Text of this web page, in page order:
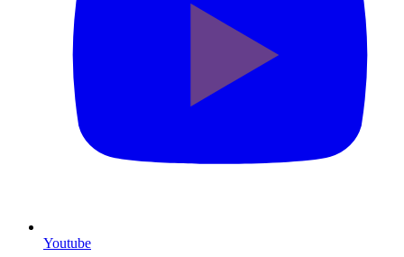
Youtube